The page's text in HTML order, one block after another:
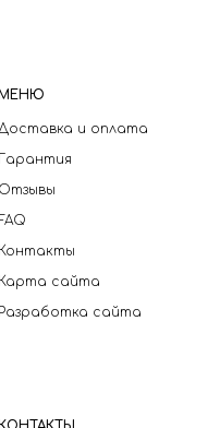
МЕНЮ
и оплата
Гарантия
Отзывы
Контакты
Карта сайта
Разработка сайта